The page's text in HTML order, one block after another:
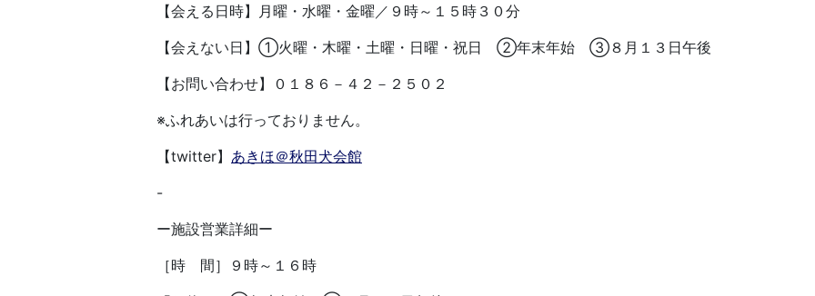
【会える日時】月曜・水曜・金曜／９時～１５時３０分
【会えない日】①火曜・木曜・土曜・日曜・祝日 ②年末年始 ③８月１３日午後
【お問い合わせ】０１８６－４２－２５０２
※ふれあいは行っておりません。
【twitter】 あきほ＠秋田犬会館
-
ー施設営業詳細ー
［時 間］９時～１６時